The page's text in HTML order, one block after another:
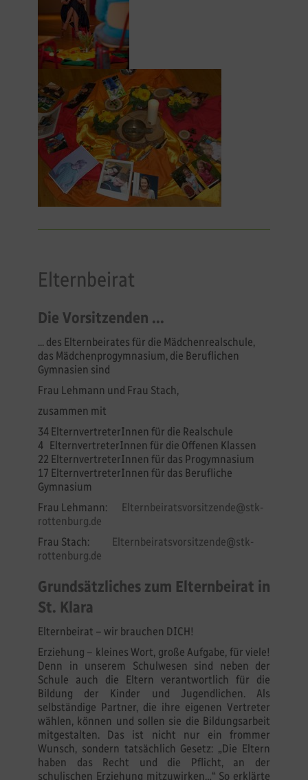
Elternbeirat
Die Vorsitzenden ...
... des Elternbeirates für die Mädchenrealschule,
das Mädchenprogymnasium, die Beruflichen
Gymnasien sind
Frau Lehmann und Frau Stach,
zusammen mit
34 ElternvertreterInnen für die Realschule
4 ElternvertreterInnen für die Offenen Klassen
22 ElternvertreterInnen für das Progymnasium
17 ElternvertreterInnen für das Berufliche
Gymnasium
Frau Lehmann: Elternbeiratsvorsitzende@stk-
rottenburg.de
Frau Stach: Elternbeiratsvorsitzende@stk-
rottenburg.de
Grundsätzliches zum Elternbeirat in
St. Klara
Elternbeirat – wir brauchen DICH!
Erziehung – kleines Wort, große Aufgabe, für viele!
Denn in unserem Schulwesen sind neben der
Schule auch die Eltern verantwortlich für die
Bildung der Kinder und Jugendlichen. Als
selbständige Partner, die ihre eigenen Vertreter
wählen, können und sollen sie die Bildungsarbeit
mitgestalten. Das ist nicht nur ein frommer
Wunsch, sondern tatsächlich Gesetz: „Die Eltern
haben das Recht und die Pflicht, an der
schulischen Erziehung mitzuwirken…“ So erklärte